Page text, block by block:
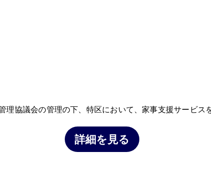
協議会の管理の下、特区において、家事支援サービ
詳細を見る